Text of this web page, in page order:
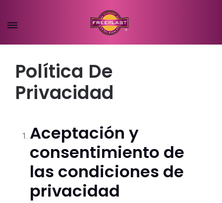
Política De
Privacidad
Aceptación y
consentimiento de
las condiciones de
privacidad